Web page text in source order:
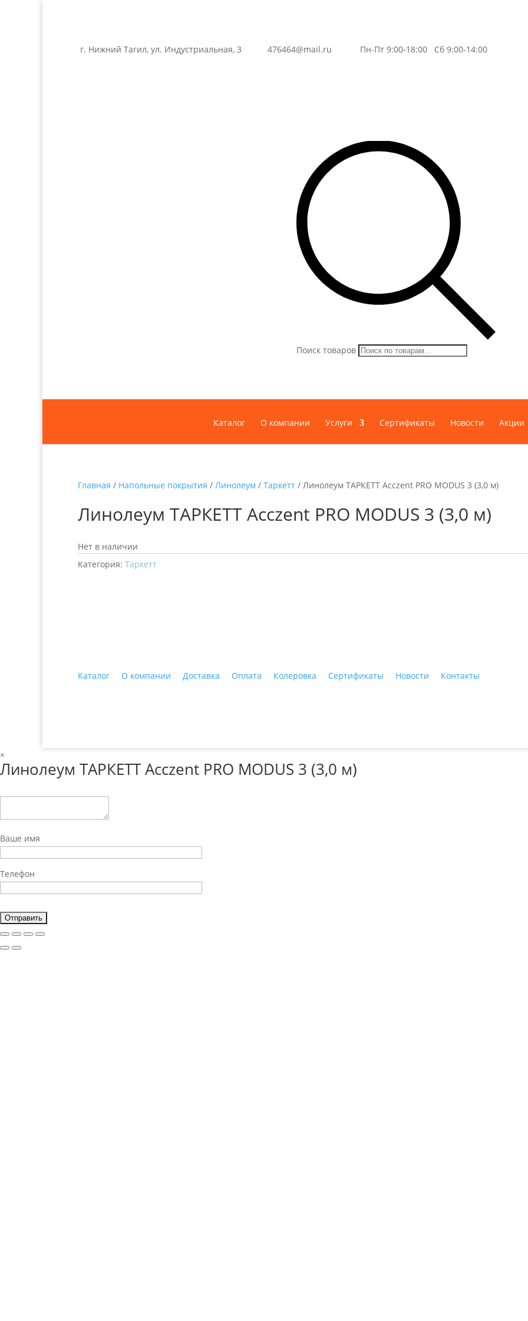
г. Нижний Тагил, ул. Индустриальная, 3 476464@mail.ru Пн-Пт 9:00-18:00 Сб 9:00-14:00
Поиск товаров
Каталог О компании Услуги Сертификаты Новости Акции
Главная / Напольные покрытия / Линолеум / Таркетт / Линолеум ТАРКЕТТ Acczent PRO MODUS 3 (3,0 м)
Линолеум ТАРКЕТТ Acczent PRO MODUS 3 (3,0 м)
Нет в наличии
Категория: Таркетт
Каталог О компании Доставка Оплата Колеровка Сертификаты Новости Контакты
×
Линолеум ТАРКЕТТ Acczent PRO MODUS 3 (3,0 м)
Ваше имя
Телефон